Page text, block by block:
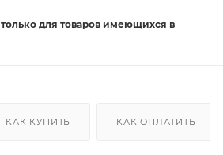
только для товаров имеющихся в
КАК КУПИТЬ КАК ОПЛАТИТЬ